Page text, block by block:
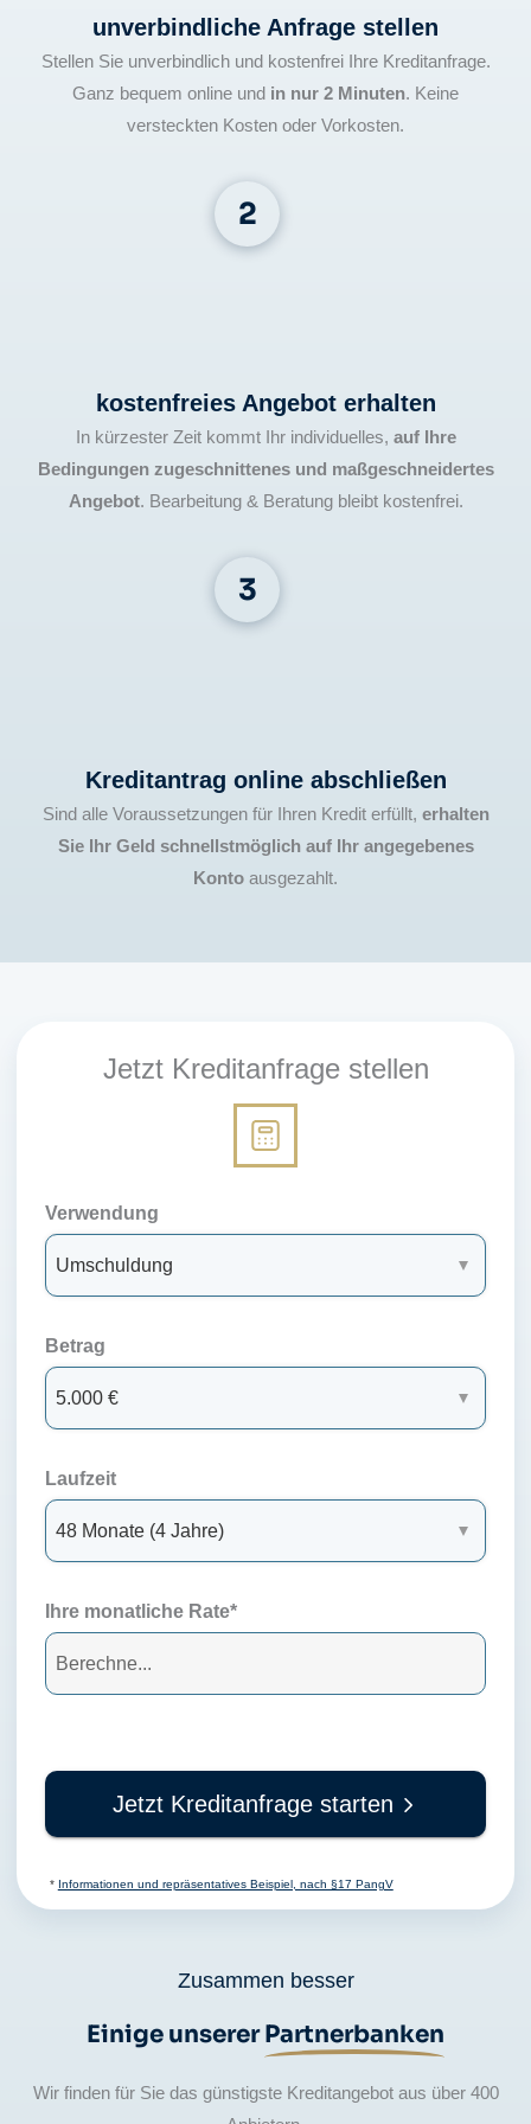
unverbindliche Anfrage stellen
Stellen Sie unverbindlich und kostenfrei Ihre Kreditanfrage.
Ganz bequem online und in nur 2 Minuten. Keine
versteckten Kosten oder Vorkosten.
kostenfreies Angebot erhalten
In kürzester Zeit kommt Ihr individuelles, auf Ihre
Bedingungen zugeschnittenes und maßgeschneidertes
Angebot. Bearbeitung & Beratung bleibt kostenfrei.
Kreditantrag online abschließen
Sind alle Voraussetzungen für Ihren Kredit erfüllt, erhalten
Sie Ihr Geld schnellstmöglich auf Ihr angegebenes
Konto ausgezahlt.
Jetzt Kreditanfrage stellen
Verwendung
Betrag
Laufzeit
Ihre monatliche Rate*
Jetzt Kreditanfrage starten
* Informationen und repräsentatives Beispiel, nach §17 PangV
Zusammen besser
Einige unsererPartnerbanken
Wir finden für Sie das günstigste Kreditangebot aus über 400